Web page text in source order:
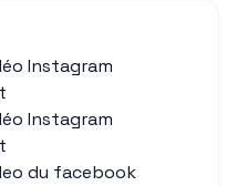
Instagram
Instagram
du facebook